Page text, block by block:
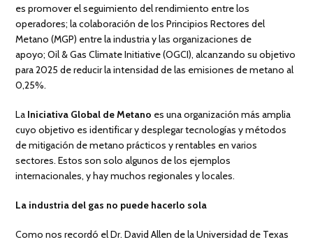
es promover el seguimiento del rendimiento entre los
operadores; la colaboración de los Principios Rectores del
Metano (MGP) entre la industria y las organizaciones de
apoyo; Oil & Gas Climate Initiative (OGCI), alcanzando su objetivo
para 2025 de reducir la intensidad de las emisiones de metano al
0,25%.
La Iniciativa Global de Metano es una organización más amplia
cuyo objetivo es identificar y desplegar tecnologías y métodos
de mitigación de metano prácticos y rentables en varios
sectores. Estos son solo algunos de los ejemplos
internacionales, y hay muchos regionales y locales.
La industria del gas no puede hacerlo sola
Como nos recordó el Dr. David Allen de la Universidad de Texas